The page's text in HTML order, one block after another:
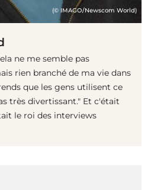
(© IMAGO/Newscom World)
ne me semble pas
rien branché de ma vie dans
que les gens utilisent ce
très divertissant." Et c'était
le roi des interviews